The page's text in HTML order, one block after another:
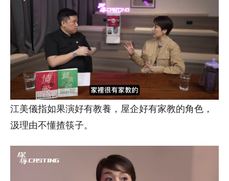
江美儀指如果演好有教養，屋企好有家教的角色，
汲理由不懂揸筷子。